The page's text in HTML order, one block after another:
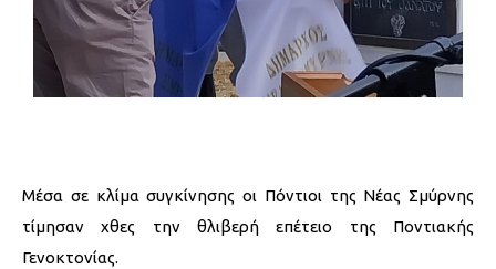
Μέσα σε κλίμα συγκίνησης οι Πόντιοι της Νέας Σμύρνης
τίμησαν χθες την θλιβερή επέτειο της Ποντιακής
Γενοκτονίας.